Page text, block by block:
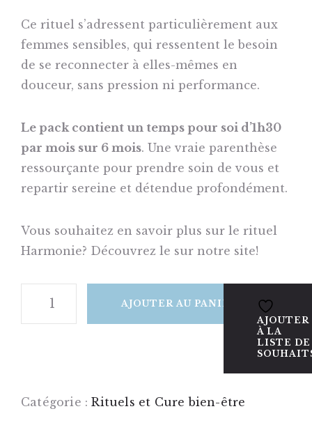
être
Sophrologie
Eveil
des
sens
Réflexologie
crânio-
Massage
Amma
Réservation
Ce rituel s’adressent particulièrement aux
femmes sensibles, qui ressentent le besoin
de se reconnecter à elles-mêmes en
douceur, sans pression ni performance.
Le pack contient un temps pour soi d’1h30
par mois sur 6 mois. Une vraie parenthèse
ressourçante pour prendre soin de vous et
repartir sereine et détendue profondément.
Vous souhaitez en savoir plus sur le rituel
Harmonie? Découvrez le sur notre site!
AJOUTER AU PANIER
AJOUTER
À LA
LISTE DE
Catégorie :Rituels et Cure bien-être